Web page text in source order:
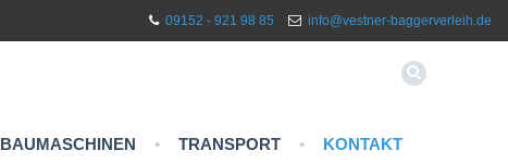
09152 - 921 98 85 info@vestner-baggerverleih.de
BAUMASCHINEN • TRANSPORT • KONTAKT